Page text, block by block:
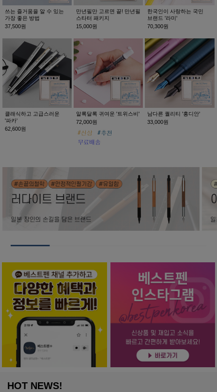
쓰는 즐거움을 알 수 있는
가장 좋은 방법
37,500원
만년필만 고르면 끝! 만년필
스타터 패키지
15,000원
한국인이 사랑하는 국민
브랜드 '라미'
70,300원
클래식하고 고급스러운
'파카'
62,600원
알록달록 귀여운 '트위스비'
72,000원
남다른 퀄리티 '홍디안'
33,000원
HOT NEWS!